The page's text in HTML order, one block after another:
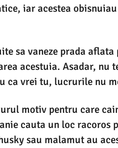
iar acestea
sa vaneze prada
acestuia. Asadar, nu
ca vrei tu, lucrurile nu
motiv pentru care
cauta un loc racoros
sau malamut au